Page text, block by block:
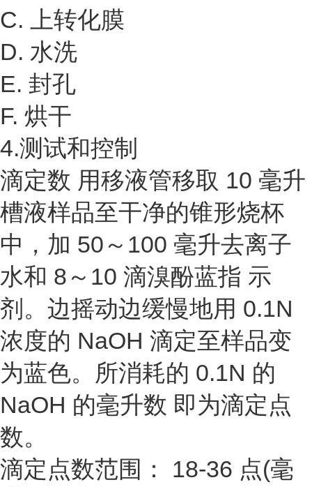
C. 上转化膜
D. 水洗
E. 封孔
F. 烘干
4.测试和控制
滴定数 用移液管移取 10 毫升
槽液样品至干净的锥形烧杯
中，加 50～100 毫升去离子
水和 8～10 滴溴酚蓝指 示
剂。边摇动边缓慢地用 0.1N
浓度的 NaOH 滴定至样品变
为蓝色。所消耗的 0.1N 的
NaOH 的毫升数 即为滴定点
数。
滴定点数范围： 18-36 点(毫